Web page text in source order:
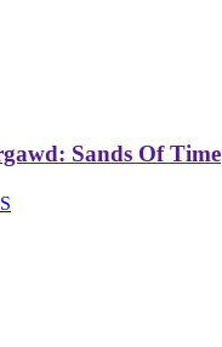
Sands Of Time